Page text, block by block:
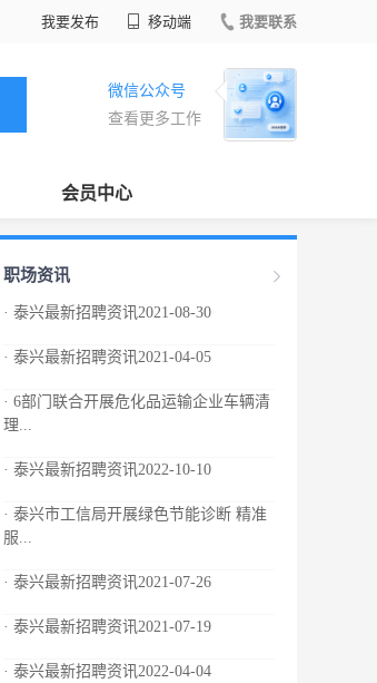
我要发布 移动端 我要联系
微信公众号
查看更多工作
会员中心
职场资讯
· 泰兴最新招聘资讯2021-08-30
· 泰兴最新招聘资讯2021-04-05
· 6部门联合开展危化品运输企业车辆清
理...
· 泰兴最新招聘资讯2022-10-10
· 泰兴市工信局开展绿色节能诊断 精准
服...
· 泰兴最新招聘资讯2021-07-26
· 泰兴最新招聘资讯2021-07-19
· 泰兴最新招聘资讯2022-04-04